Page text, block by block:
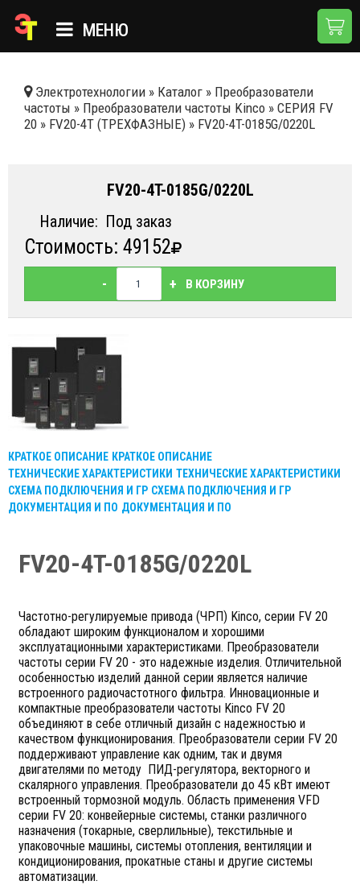
МЕНЮ
КАТАЛОГ
НОВОСТИ
ДОСТАВКА И ОПЛАТА
КОНТАКТЫ
Электротехнологии » Каталог » Преобразователи
частоты » Преобразователи частоты Kinco » СЕРИЯ FV
20 » FV20-4T (ТРЕХФАЗНЫЕ) » FV20-4T-0185G/0220L
FV20-4T-0185G/0220L
Наличие: Под заказ
Стоимость: 49152
- + В КОРЗИНУ
КРАТКОЕ ОПИСАНИЕ КРАТКОЕ ОПИСАНИЕ
ТЕХНИЧЕСКИЕ ХАРАКТЕРИСТИКИ ТЕХНИЧЕСКИЕ ХАРАКТЕРИСТИКИ
СХЕМА ПОДКЛЮЧЕНИЯ И ГР СХЕМА ПОДКЛЮЧЕНИЯ И ГР
ДОКУМЕНТАЦИЯ И ПО ДОКУМЕНТАЦИЯ И ПО
FV20-4T-0185G/0220L
Частотно-регулируемые привода (ЧРП) Kinco, серии FV 20
обладают широким функционалом и хорошими
эксплуатационными характеристиками. Преобразователи
частоты серии FV 20 - это надежные изделия. Отличительной
особенностью изделий данной серии является наличие
встроенного радиочастотного фильтра. Инновационные и
компактные преобразователи частоты Kinco FV 20
объединяют в себе отличный дизайн с надежностью и
качеством функционирования. Преобразователи серии FV 20
поддерживают управление как одним, так и двумя
двигателями по методу ПИД-регулятора, векторного и
скалярного управления. Преобразователи до 45 кВт имеют
встроенный тормозной модуль. Область применения VFD
серии FV 20: конвейерные системы, станки различного
назначения (токарные, сверлильные), текстильные и
упаковочные машины, системы отопления, вентиляции и
кондиционирования, прокатные станы и другие системы
автоматизации.